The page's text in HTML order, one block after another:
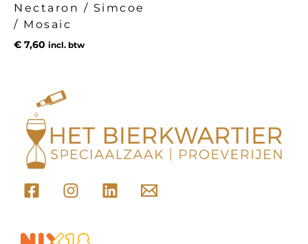
Nectaron / Simcoe
/ Mosaic
€ 7,60 incl. btw